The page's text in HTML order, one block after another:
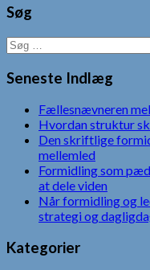
Søg
Søg
efter:
Seneste Indlæg
Fællesnævneren
Hvordan struktur
Den skriftlige
mellemled
Formidling som
at dele viden
Når formidling og
strategi og
Kategorier